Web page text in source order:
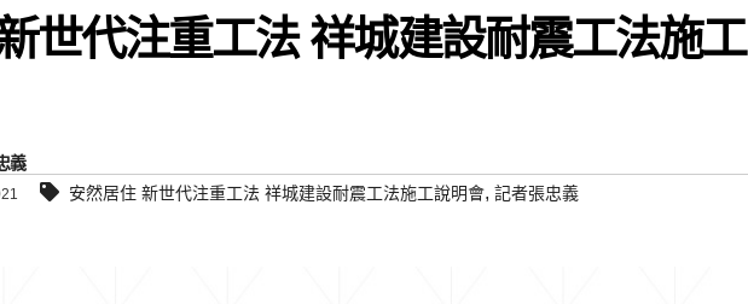
世代注重工法 祥城建設耐震工法施工
義
安然居住 新世代注重工法 祥城建設耐震工法施工說明會, 記者張忠義